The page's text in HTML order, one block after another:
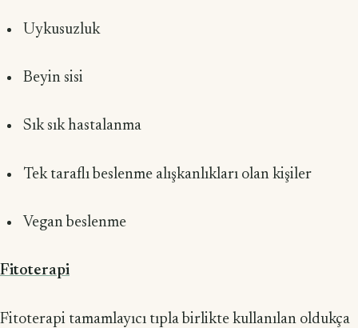
Uykusuzluk
Beyin sisi
Sık sık hastalanma
Tek taraflı beslenme alışkanlıkları olan kişiler
Vegan beslenme
Fitoterapi
Fitoterapi tamamlayıcı tıpla birlikte kullanılan oldukça